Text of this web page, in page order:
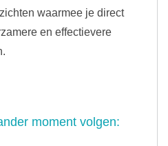
waarmee je direct
en effectievere
moment volgen: